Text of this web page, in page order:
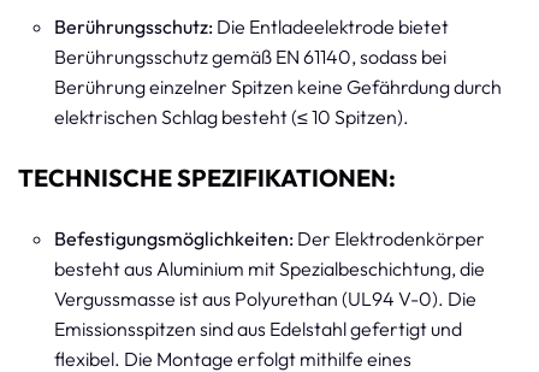
Berührungsschutz: Die Entladeelektrode bietet
Berührungsschutz gemäß EN 61140, sodass bei
Berührung einzelner Spitzen keine Gefährdung durch
elektrischen Schlag besteht (≤ 10 Spitzen).
TECHNISCHE SPEZIFIKATIONEN:
Befestigungsmöglichkeiten: Der Elektrodenkörper
besteht aus Aluminium mit Spezialbeschichtung, die
Vergussmasse ist aus Polyurethan (UL94 V-0). Die
Emissionsspitzen sind aus Edelstahl gefertigt und
flexibel. Die Montage erfolgt mithilfe eines